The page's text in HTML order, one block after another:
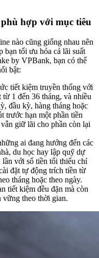
hợp với mục tiêu
nào cũng giống nhau nên
bạn tối ưu hóa cả lãi suất
by VPBank, bạn có thể
bật:
tiết kiệm truyền thống với
1 đến 36 tháng, và nhiều
đầu kỳ, hàng tháng hoặc
trước hạn một phần tiền
giữ lãi cho phần còn lại
ai đang hướng đến các
du học hay lập quỹ dự
với số tiền tối thiểu chỉ
đặt tự động trích tiền từ
tháng hoặc theo ngày.
tiết kiệm đều đặn mà còn
vững theo thời gian.